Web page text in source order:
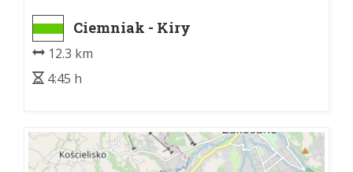
Ciemniak - Kiry
12.3 km
4:45 h